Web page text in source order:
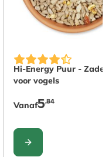
opties op de
Hi-Energy Puur -
voor vogels
De prijs is afhankelijk
Vanaf5,84
CONFIGURE